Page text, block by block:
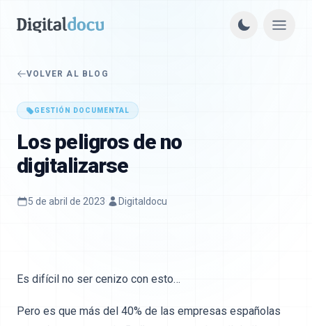
VOLVER AL BLOG
GESTIÓN DOCUMENTAL
Los peligros de no
digitalizarse
5 de abril de 2023· Digitaldocu
Es difícil no ser cenizo con esto…
Pero es que más del 40% de las empresas españolas